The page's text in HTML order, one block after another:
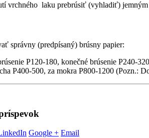
vrchného laku prebrúsiť (vyhladiť)
správny (predpísaný) brúsny papier:
P120-180, konečné brúsenie P240-320
P400-500, za mokra P800-1200 (Pozn.:
Google + Email